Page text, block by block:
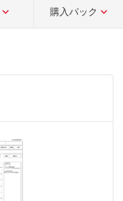
購入パック